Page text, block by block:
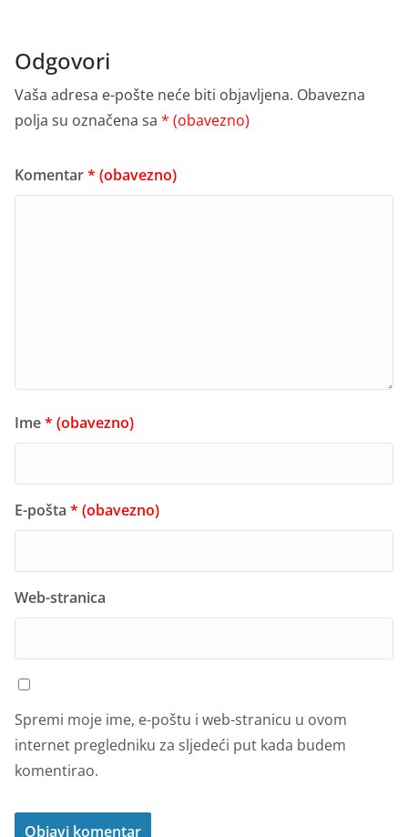
Odgovori
Vaša adresa e-pošte neće biti objavljena. Obavezna
polja su označena sa * (obavezno)
Komentar* (obavezno)
Ime* (obavezno)
E-pošta * (obavezno)
Web-stranica
Spremi moje ime, e-poštu i web-stranicu u ovom
internet pregledniku za sljedeći put kada budem
komentirao.